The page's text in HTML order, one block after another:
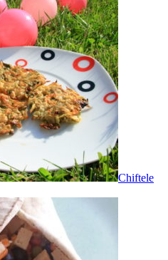
Chiftele